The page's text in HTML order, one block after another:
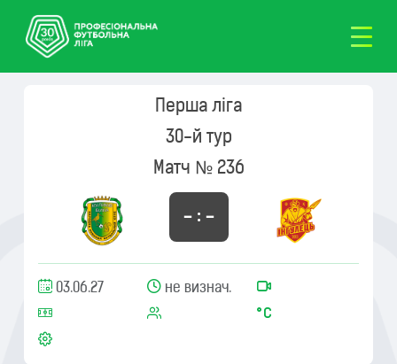
Перша ліга
30-й тур
Матч № 236
– : –
03.06.27 не визнач.